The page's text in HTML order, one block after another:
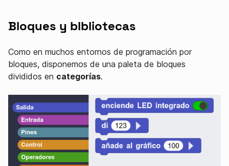
Bloques y blbliotecas
Como en muchos entornos de programación por
bloques, disponemos de una paleta de bloques
divididos en categorías.